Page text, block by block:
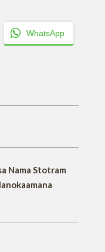
WhatsApp
Nama Stotram